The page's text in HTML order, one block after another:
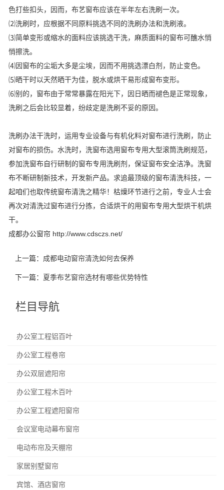
色打些扣头，因而，布艺窗布应该在半年左右洗刷一次。
⑵洗刷时，应根据不同原料挑选不同的洗刷办法和洗刷液。
⑶简单变形或缩水的面料应该挑选干洗，麻质面料的窗布可醮水悄
悄擦洗。
⑷因窗布的尘垢大多是尘埃，因而不用挑选漂白剂，防止变色。
⑸晒干时以天然晒干为佳，脱水或烘干易形成窗布变形。
⑹别的，窗布由于常常暴露在阳光下，因日晒而褪色是正常现象，
洗刷之后会比较显着，纷歧定是洗刷不妥的原因。
洗刷办法干洗时，运用专业设备与有机化料对窗布进行洗刷，防止
对窗布的损伤。水洗时，洗窗布选用窗布专用大型滚筒洗刷规范，
参加洗窗布自行研制的窗布专用洗刷剂，保证窗布安全洁净。洗窗
布不断研制新技术，开发新产品。求追最顶级的窗布清洗科技，一
起咱们也取传统窗布清洗之精华！枯燥环节进行之前，专业人士会
再次对清洗过窗布进行分拣，合适烘干的用窗布专用大型烘干机烘
干。
成都办公窗帘 http://www.cdsczs.net/
上一篇： 成都电动窗帘清洗如何去保养
下一篇： 夏季布艺窗帘选材有哪些优势特性
栏目导航
办公室工程铝百叶
办公室工程卷帘
办公双层遮阳帘
办公室工程木百叶
办公室工程遮阳窗帘
会议室电动幕布窗帘
电动布帘及天棚帘
家居别墅窗帘
宾馆、酒店窗帘